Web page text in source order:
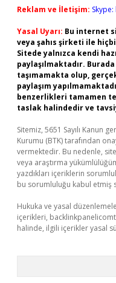
Reklam ve İletişim:
Yasal Uyarı: Bu internet
veya şahıs şirketi ile
Sitede yalnızca kendi
paylaşılmaktadır.
taşımamakta olup,
paylaşım
benzerlikleri tamamen
taslak halindedir ve
Sitemiz, 5651 Sayılı Kanun
Kurumu (BTK) tarafından
vermektedir. Bu nedenle,
veya araştırma
yazdıkları içeriklerin
bu sorumluluğu kabul etmiş
Hukuka ve yasal
içerikleri,
halinde, ilgili içerikler yasal